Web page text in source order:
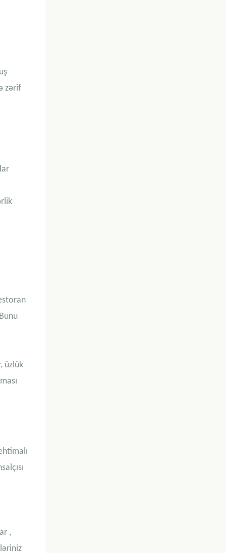
zərif
üzlük
,